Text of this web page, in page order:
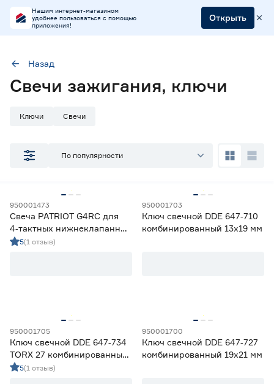
Нашим интернет-магазином
удобнее пользоваться с помощью
приложения!
Открыть
Наличие в магазинах
ул. Селезнева, 4
Тип
Цена
CHAMPION
DDE
Hanskonner
3
HUTER
2
METEOR
Назад
Свечи зажигания, ключи
Ключи Свечи
По популярности
950001473
Свеча PATRIOT G4RC для
4‑тактных нижнеклапанных
двигателей
5(1 отзыв)
950001703
Ключ свечной DDE 647‑710
комбинированный 13х19 мм
950001705
Ключ свечной DDE 647‑734
TORX 27 комбинированный
19 мм
5(1 отзыв)
950001700
Ключ свечной DDE 647‑727
комбинированный 19х21 мм